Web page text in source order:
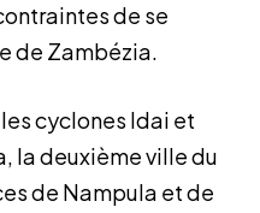
de se
de Zambézia.
cyclones Idai et
la deuxième ville du
de Nampula et de